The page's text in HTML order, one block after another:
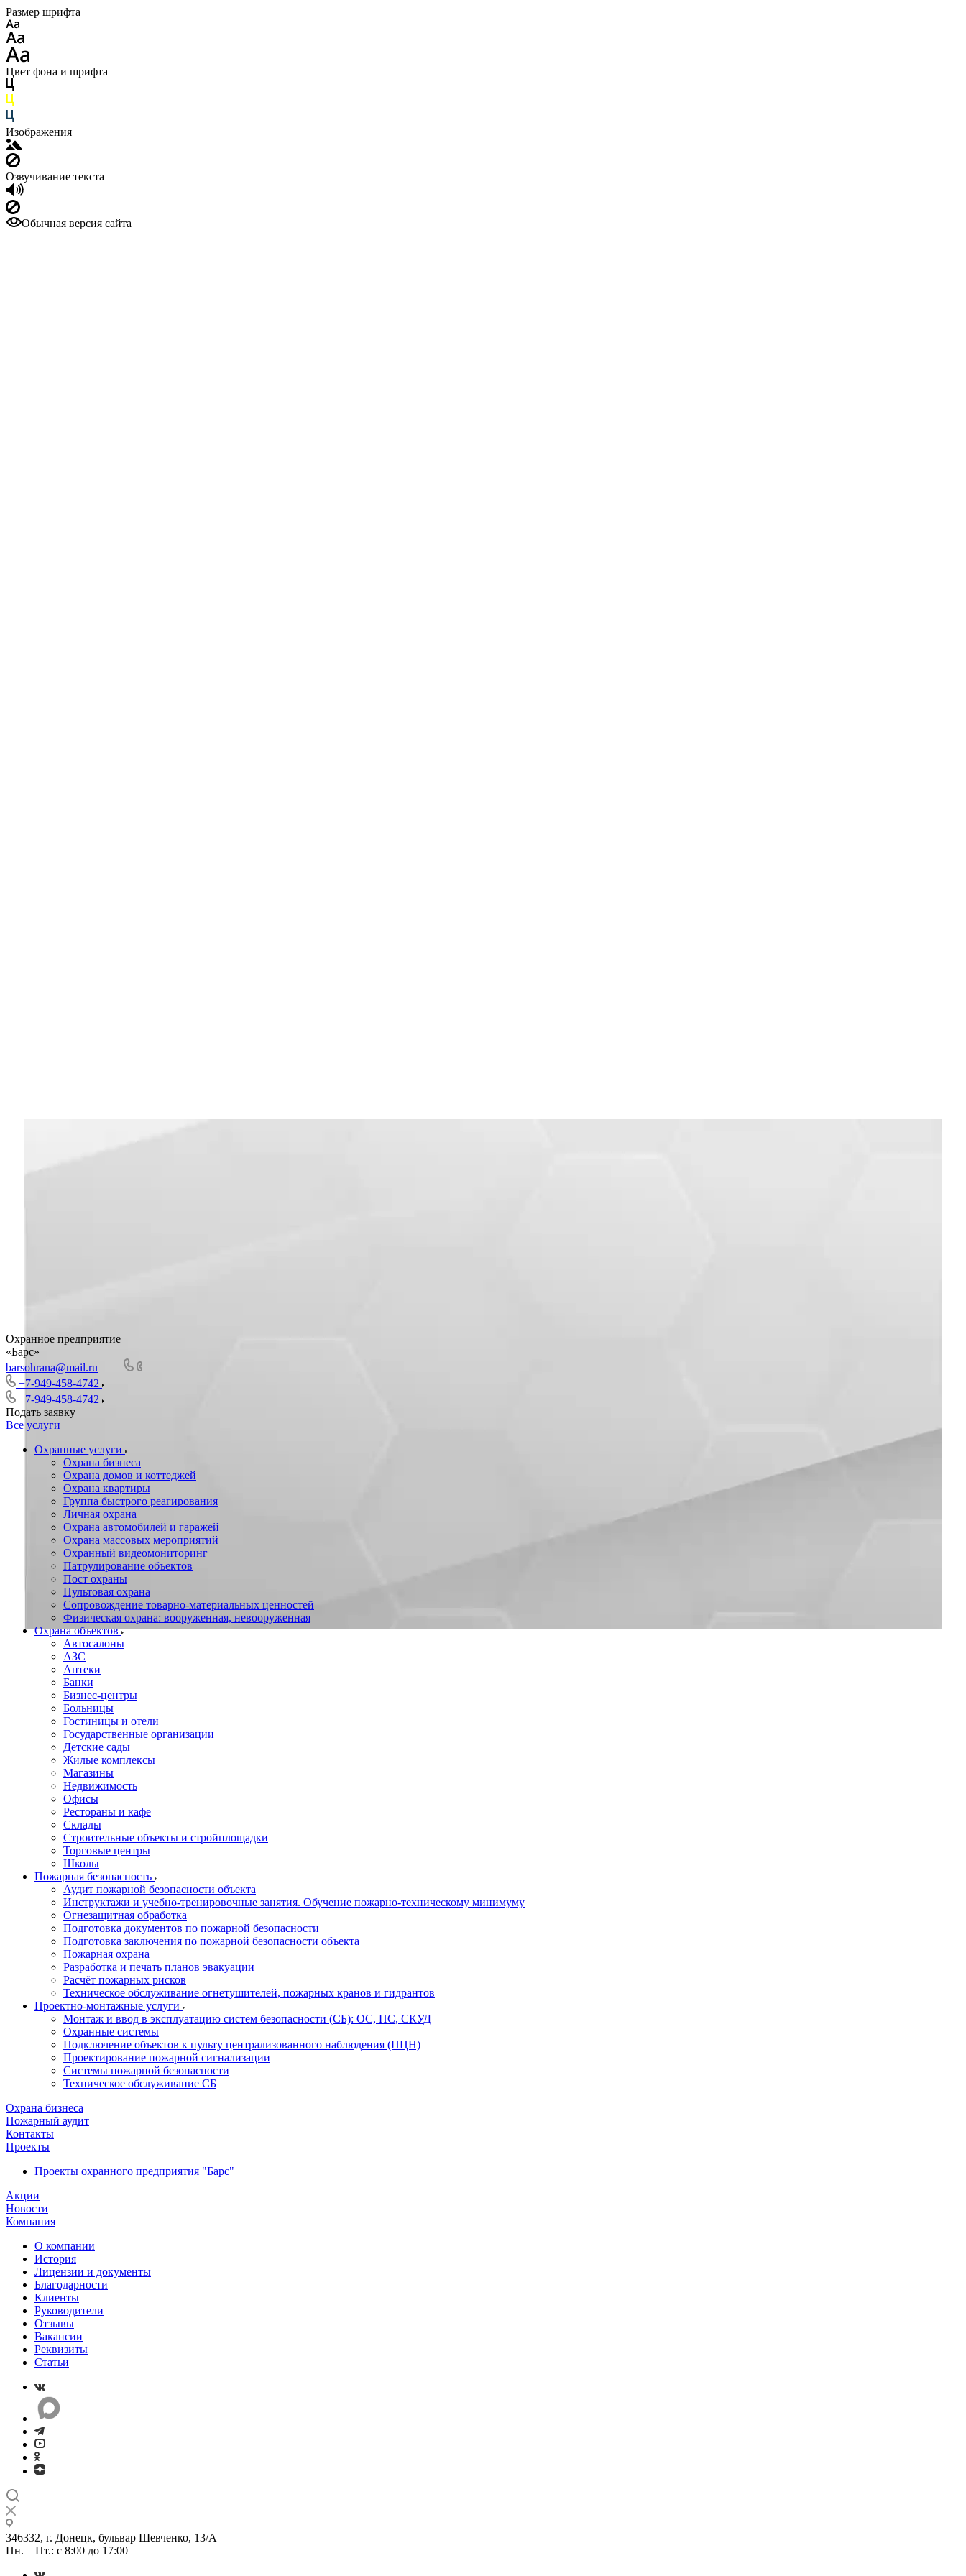
Размер шрифта
Цвет фона и шрифта
Изображения
Озвучивание текста
Обычная версия сайта
Охранное предприятие
«Барс»
barsohrana@mail.ru
+7-949-458-4742
+7-949-458-4742
Подать заявку
Все услуги
Охранные услуги
Охрана бизнеса
Охрана домов и коттеджей
Охрана квартиры
Группа быстрого реагирования
Личная охрана
Охрана автомобилей и гаражей
Охрана массовых мероприятий
Охранный видеомониторинг
Патрулирование объектов
Пост охраны
Пультовая охрана
Сопровождение товарно-материальных ценностей
Физическая охрана: вооруженная, невооруженная
Охрана объектов
Автосалоны
АЗС
Аптеки
Банки
Бизнес-центры
Больницы
Гостиницы и отели
Государственные организации
Детские сады
Жилые комплексы
Магазины
Недвижимость
Офисы
Рестораны и кафе
Склады
Строительные объекты и стройплощадки
Торговые центры
Школы
Пожарная безопасность
Аудит пожарной безопасности объекта
Инструктажи и учебно-тренировочные занятия. Обучение пожарно-техническому минимуму
Огнезащитная обработка
Подготовка документов по пожарной безопасности
Подготовка заключения по пожарной безопасности объекта
Пожарная охрана
Разработка и печать планов эвакуации
Расчёт пожарных рисков
Техническое обслуживание огнетушителей, пожарных кранов и гидрантов
Проектно-монтажные услуги
Монтаж и ввод в эксплуатацию систем безопасности (СБ): ОС, ПС, СКУД
Охранные системы
Подключение объектов к пульту централизованного наблюдения (ПЦН)
Проектирование пожарной сигнализации
Системы пожарной безопасности
Техническое обслуживание СБ
Охрана бизнеса
Пожарный аудит
Контакты
Проекты
Проекты охранного предприятия "Барс"
Акции
Новости
Компания
О компании
История
Лицензии и документы
Благодарности
Клиенты
Руководители
Отзывы
Вакансии
Реквизиты
Статьи
346332, г. Донецк, бульвар Шевченко, 13/А
Пн. – Пт.: с 8:00 до 17:00